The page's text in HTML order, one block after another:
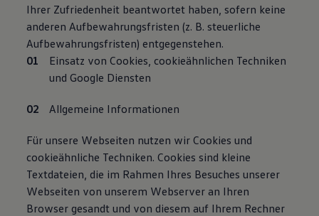
Ihrer Zufriedenheit beantwortet haben, sofern keine
anderen Aufbewahrungsfristen (z. B. steuerliche
Aufbewahrungsfristen) entgegenstehen.
Einsatz von Cookies, cookieähnlichen Techniken
und Google Diensten
Allgemeine Informationen
Für unsere Webseiten nutzen wir Cookies und
cookieähnliche Techniken. Cookies sind kleine
Textdateien, die im Rahmen Ihres Besuches unserer
Webseiten von unserem Webserver an Ihren
Browser gesandt und von diesem auf Ihrem Rechner